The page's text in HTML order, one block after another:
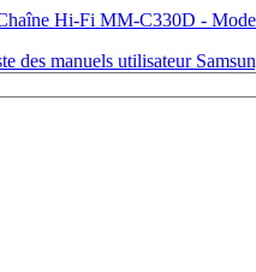
Hi-Fi MM-C330D -
des manuels utilisateur